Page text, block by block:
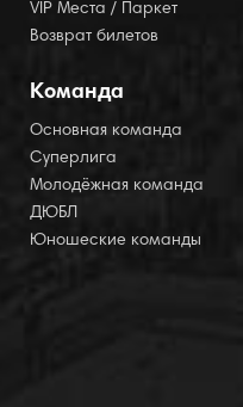
VIP Места / Паркет
Возврат билетов
Команда
Основная команда
Суперлига
Молодёжная команда
ДЮБЛ
Юношеские команды